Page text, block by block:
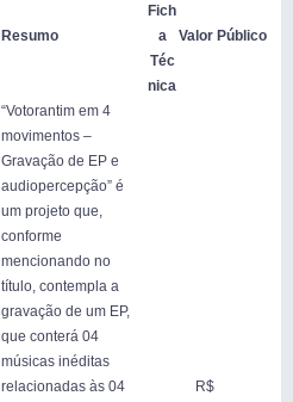
Resumo
Fich
a
Téc
nica
Valor Público
“Votorantim em 4
movimentos –
Gravação de EP e
audiopercepção” é
um projeto que,
conforme
mencionando no
título, contempla a
gravação de um EP,
que conterá 04
músicas inéditas
relacionadas às 04
R$